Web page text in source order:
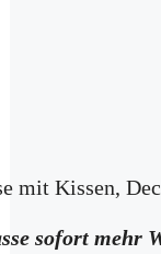
sofort mehr